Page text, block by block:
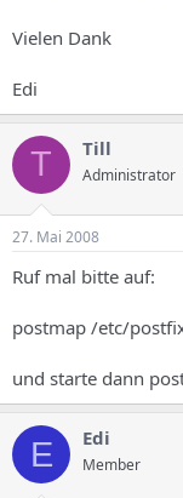
Vielen Dank
Edi
T Till
Administrator
27. Mai 2008
Ruf mal bitte auf:
postmap /etc/
und starte dann
E Edi
Member